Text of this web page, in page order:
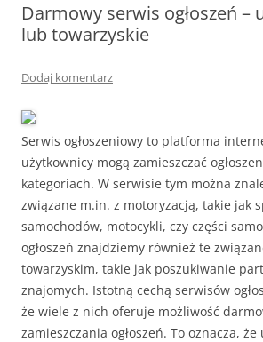
Darmowy serwis ogłoszeń –
lub towarzyskie
Dodaj komentarz
Serwis ogłoszeniowy to platforma
użytkownicy mogą zamieszczać
kategoriach. W serwisie tym można
związane m.in. z motoryzacją, takie jak
samochodów, motocykli, czy części
ogłoszeń znajdziemy również te
towarzyskim, takie jak poszukiwanie
znajomych. Istotną cechą serwisów
że wiele z nich oferuje możliwość
zamieszczania ogłoszeń. To oznacza,